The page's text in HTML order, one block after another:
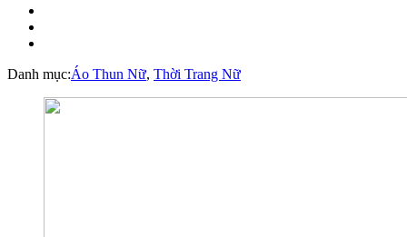
Danh mục:Áo Thun Nữ, Thời Trang Nữ